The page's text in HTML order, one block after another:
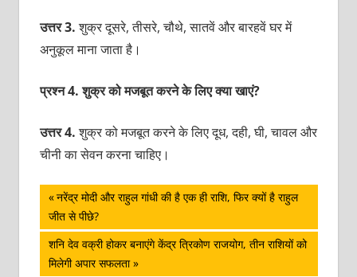
उत्तर 3.शुक्र दूसरे, तीसरे, चौथे, सातवें और बारहवें घर में
अनुकूल माना जाता है।
प्रश्न 4. शुक्र को मजबूत करने के लिए क्या खाएं?
उत्तर 4.शुक्र को मजबूत करने के लिए दूध, दही, घी, चावल और
चीनी का सेवन करना चाहिए।
पोस्ट
नेविगेशन
Previous
Post:
नरेंद्र मोदी और राहुल गांधी की है एक ही राशि, फिर क्यों है राहुल
जीत से पीछे?
Next
Post:
शनि देव वक्री होकर बनाएंगे केंद्र त्रिकोण राजयोग, तीन राशियों को
मिलेगी अपार सफलता